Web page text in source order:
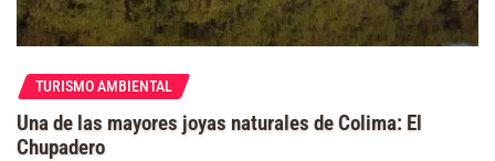
TURISMO AMBIENTAL
Una de las mayores joyas naturales de Colima: El
Chupadero